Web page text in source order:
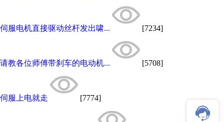
伺服电机直接驱动丝杆发出啸... [7234]
请教各位师傅带刹车的电动机... [5708]
伺服上电就走 [7774]